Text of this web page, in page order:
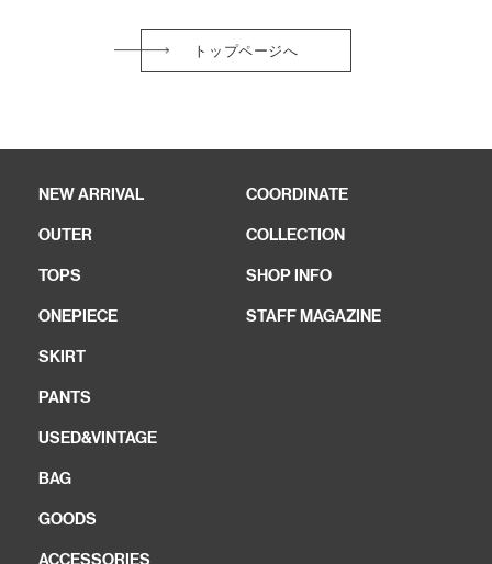
トップページへ
NEW ARRIVAL
OUTER
TOPS
ONEPIECE
SKIRT
PANTS
USED&VINTAGE
BAG
GOODS
ACCESSORIES
COORDINATE
COLLECTION
SHOP INFO
STAFF MAGAZINE